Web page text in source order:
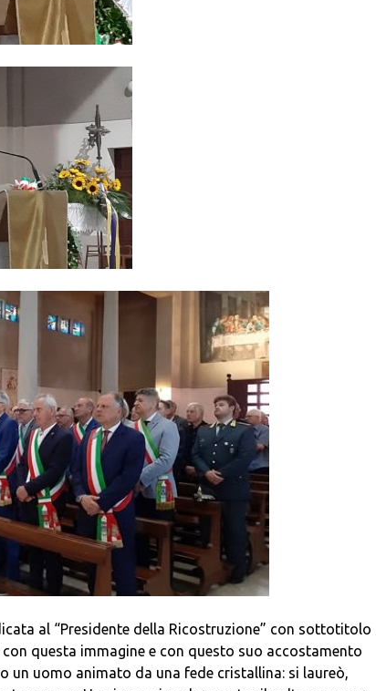
al “Presidente della Ricostruzione” con sottotitolo
questa immagine e con questo suo accostamento
un uomo animato da una fede cristallina: si laureò,